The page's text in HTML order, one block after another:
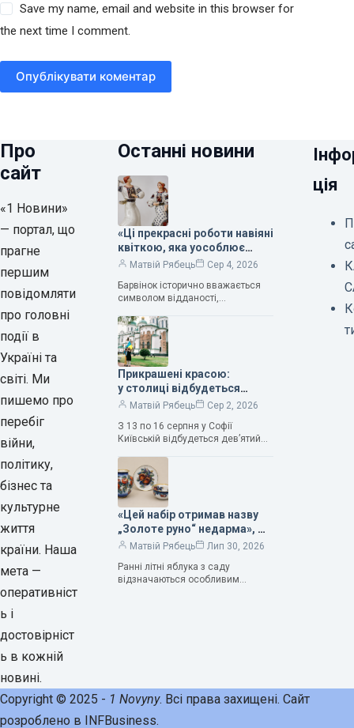
Save my name, email and website in this browser for
the next time I comment.
Опублікувати коментар
Про
сайт
«1 Новини»
— портал, що
прагне
першим
повідомляти
про головні
події в
Україні та
світі. Ми
пишемо про
перебіг
війни,
політику,
бізнес та
культурне
життя
країни. Наша
мета —
оперативніст
ь і
достовірніст
ь в кожній
новині.
Останні новини
«Ці прекрасні роботи навіяні
квіткою, яка уособлює
нескінченне кохання», —
Людмила Карпінська-
Романюк
Матвій Рябець
Сер 4, 2026
Барвінок історично вважається
символом відданості,
та тривалого подружнього союзу.
Саме тому ця рослина надихала і
продовжує надихати митців на
Прикрашені красою:
у столиці відбудеться
дев’ятий фестиваль
Матвій Рябець
Сер 2, 2026
З 13 по 16 серпня у Софії
Київській відбудеться дев’ятий
мистецтв Bouquet Kyiv Stage. Ця
подія традиційно…
«Цей набір отримав назву
„Золоте руно“ недарма», —
колекціонерка Людмила
Матвій Рябець
Лип 30, 2026
Ранні літні яблука з саду
відзначаються особливим
ція
Copyright © 2025 - 1 Novyny. Всі права захищені. Сайт
розроблено в INFBusiness.